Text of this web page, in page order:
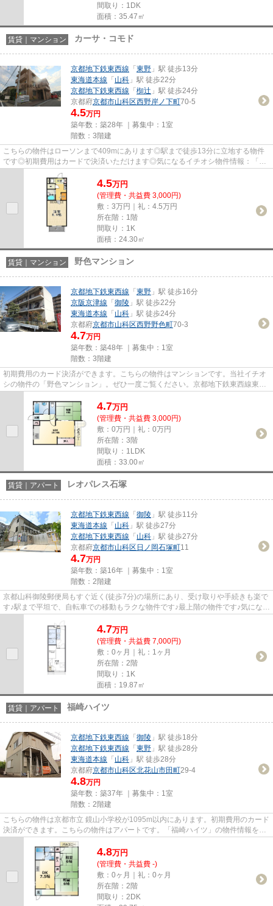
間取り：1DK
面積：35.47㎡
賃貸｜マンション カーサ・コモド
京都地下鉄東西線 「 東野 」駅 徒歩13分
東海道本線 「 山科 」駅 徒歩22分
京都地下鉄東西線 「 椥辻 」駅 徒歩24分
京都府京都市山科区西野岸ノ下町70-5
4.5万円
築年数：築28年 ｜募集中： 1室
階数：3階建
こちらの物件はローソンまで409mにあります◎駅まで徒歩13分に立地する物件
です◎初期費用はカードで決済いただけます◎気になるイチオシ物件情報：「カ
ーサ・コモド」◎京都市山科区の京...
4.5万円
(管理費・共益費 3,000円)
敷：3万円｜礼：4.5万円
所在階：1階
間取り：1K
面積：24.30㎡
賃貸｜マンション 野色マンション
京都地下鉄東西線 「 東野 」駅 徒歩16分
京阪京津線 「 御陵 」駅 徒歩22分
東海道本線 「 山科 」駅 徒歩24分
京都府京都市山科区西野野色町70-3
4.7万円
築年数：築48年 ｜募集中： 1室
階数：3階建
初期費用のカード決済ができます。こちらの物件はマンションです。当社イチオ
シの物件の「野色マンション」。ぜひ一度ご覧ください。京都地下鉄東西線東野
4.7万円
(管理費・共益費 3,000円)
敷：0万円｜礼：0万円
所在階：3階
間取り：1LDK
面積：33.00㎡
賃貸｜アパート レオパレス石塚
京都地下鉄東西線 「 御陵 」駅 徒歩11分
東海道本線 「 山科 」駅 徒歩27分
京都地下鉄東西線 「 山科 」駅 徒歩27分
京都府京都市山科区 日ノ岡石塚町11
4.7万円
築年数：築16年 ｜募集中： 1室
階数：2階建
京都山科御陵郵便局もすぐ近く(徒歩7分)の場所にあり、受け取りや手続きも楽で
す♪駅まで平坦で、自転車での移動もラクな物件です♪最上階の物件です♪気になる
4.7万円
(管理費・共益費 7,000円)
敷：0ヶ月｜礼：1ヶ月
所在階：2階
間取り：1K
面積：19.87㎡
賃貸｜アパート 福崎ハイツ
京都地下鉄東西線 「 御陵 」駅 徒歩18分
京都地下鉄東西線 「 東野 」駅 徒歩28分
東海道本線 「 山科 」駅 徒歩28分
京都府京都市山科区北花山市田町29-4
4.8万円
築年数：築37年 ｜募集中： 1室
階数：2階建
こちらの物件は京都市立 鏡山小学校が1095m以内にあります。初期費用のカード
決済ができます。こちらの物件はアパートです。「福崎ハイツ」の物件情報をお
探しならお気軽にお問い合わ...
4.8万円
(管理費・共益費 -)
敷：0ヶ月｜礼：0ヶ月
所在階：2階
間取り：2DK